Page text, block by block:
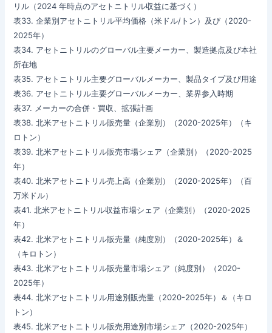
リル（2024 年時点のアセトニトリル収益に基づく）
表33. 企業別アセトニトリル平均価格（米ドル/トン）及び（2020-
2025年）
表34. アセトニトリルのグローバル主要メーカー、製造拠点及び本社
所在地
表35. アセトニトリル主要グローバルメーカー、製品タイプ及び用途
表36. アセトニトリル主要グローバルメーカー、業界参入時期
表37. メーカーの合併・買収、拡張計画
表38. 北米アセトニトリル販売量（企業別）（2020-2025年）（キ
ロトン）
表39. 北米アセトニトリル販売市場シェア（企業別）（2020-2025
年）
表40. 北米アセトニトリル売上高（企業別）（2020-2025年）（百
万米ドル）
表41. 北米アセトニトリル収益市場シェア（企業別）（2020-2025
年）
表42. 北米アセトニトリル販売量（純度別）（2020-2025年）＆
（キロトン）
表43. 北米アセトニトリル販売量市場シェア（純度別）（2020-
2025年）
表44. 北米アセトニトリル用途別販売量（2020-2025年）＆（キロ
トン）
表45. 北米アセトニトリル販売用途別市場シェア（2020-2025年）